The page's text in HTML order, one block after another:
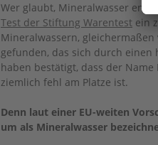
Wer glaubt, Mineralwasser
Test der Stiftung Warentest ein
Mineralwassern,
gefunden, das sich durch
haben bestätigt, dass der
ziemlich fehl am Platze ist.
Denn laut einer EU-weiten
um als Mineralwasser